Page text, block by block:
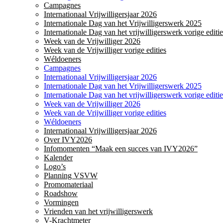
Campagnes
Internationaal Vrijwilligersjaar 2026
Internationale Dag van het Vrijwilligerswerk 2025
Internationale Dag van het vrijwilligerswerk vorige
Week van de Vrijwilliger 2026
Week van de Vrijwilliger vorige edities
Wéldoeners
Campagnes
Internationaal Vrijwilligersjaar 2026
Internationale Dag van het Vrijwilligerswerk 2025
Internationale Dag van het vrijwilligerswerk vorige
Week van de Vrijwilliger 2026
Week van de Vrijwilliger vorige edities
Wéldoeners
Internationaal Vrijwilligersjaar 2026
Over IVY2026
Infomomenten “Maak een succes van IVY2026”
Kalender
Logo’s
Planning VSVW
Promomateriaal
Roadshow
Vormingen
Vrienden van het vrijwilligerswerk
V-Krachtmeter